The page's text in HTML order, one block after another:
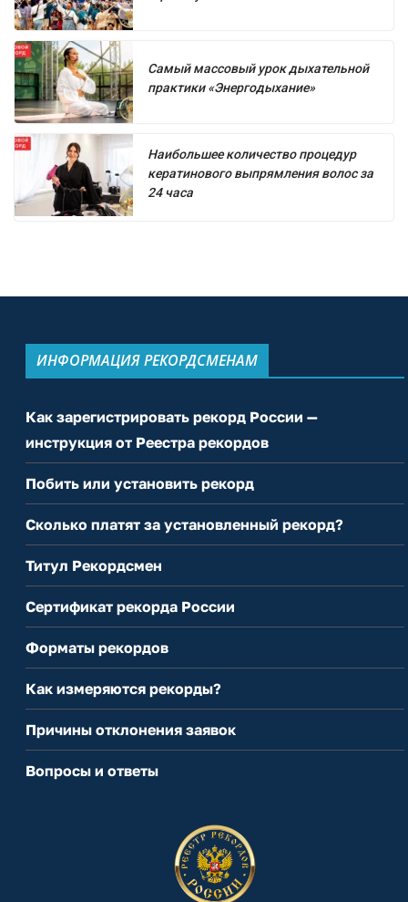
Самый массовый урок дыхательной
практики «Энергодыхание»
Наибольшее количество процедур
кератинового выпрямления волос за
24 часа
ИНФОРМАЦИЯ РЕКОРДСМЕНАМ
Как зарегистрировать рекорд России —
инструкция от Реестра рекордов
Побить или установить рекорд
Сколько платят за установленный рекорд?
Титул Рекордсмен
Сертификат рекорда России
Форматы рекордов
Как измеряются рекорды?
Причины отклонения заявок
Вопросы и ответы